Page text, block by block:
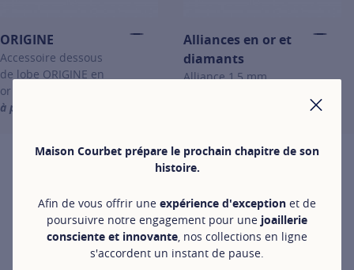
Maison Courbet prépare le prochain chapitre de son
histoire.
Afin de vous offrir une expérience d'exception et de
poursuivre notre engagement pour une joaillerie
consciente et innovante, nos collections en ligne
s'accordent un instant de pause.
ORIGINE
Accessoire dessous
de lobe ORIGINE en
or jaune
à partir de 590 €
Alliances en or et
diamants
Alliance 1,5 mm